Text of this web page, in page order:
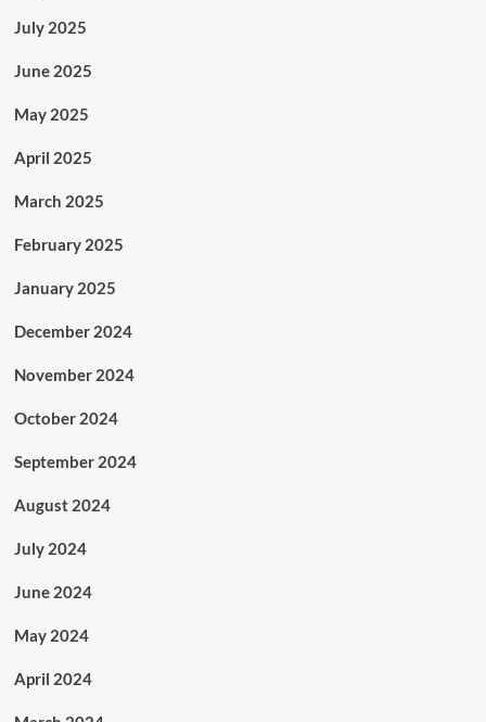
July 2025
June 2025
May 2025
April 2025
March 2025
February 2025
January 2025
December 2024
November 2024
October 2024
September 2024
August 2024
July 2024
June 2024
May 2024
April 2024